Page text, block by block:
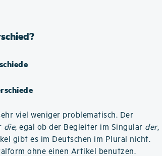
viel weniger problematisch. Der
die, egal ob der Begleiter im Singular der,
gibt es im Deutschen im Plural nicht.
ohne einen Artikel benutzen.